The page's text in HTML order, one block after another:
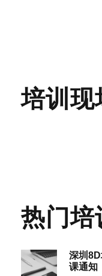
培训现
热门培
深圳
课通知